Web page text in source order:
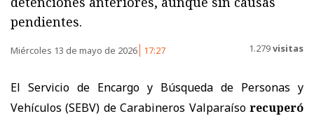
pendientes.
Miércoles 13 de mayo de 2026 17:27 1.279visitas
El Servicio de Encargo y Búsqueda de Personas y
Vehículos (SEBV) de Carabineros Valparaísorecuperó